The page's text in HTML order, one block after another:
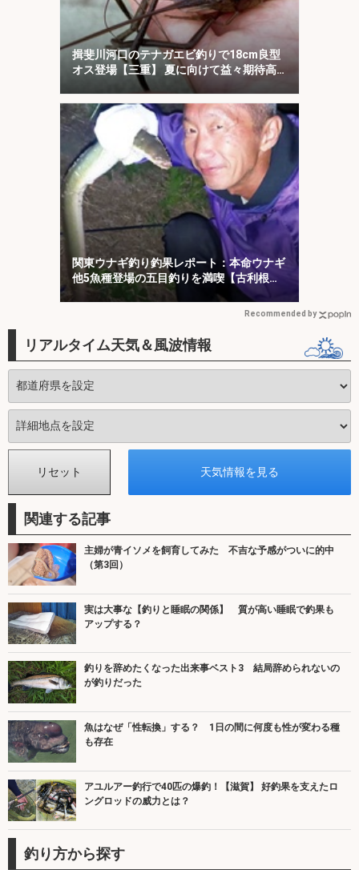
揖斐川河口のテナガエビ釣りで18cm良型
オス登場【三重】 夏に向けて益々期待高
関東ウナギ釣り釣果レポート：本命ウナギ
他5魚種登場の五目釣りを満喫【古利根
川・埼玉】
Recommended by
リアルタイム天気＆風波情報
関連する記事
主婦が青イソメを飼育してみた 不吉な予感がついに的中
（第3回）
実は大事な【釣りと睡眠の関係】 質が高い睡眠で釣果も
アップする？
釣りを辞めたくなった出来事ベスト3 結局辞められないの
が釣りだった
魚はなぜ「性転換」する？ 1日の間に何度も性が変わる種
も存在
アユルアー釣行で40匹の爆釣！【滋賀】 好釣果を支えたロ
ングロッドの威力とは？
釣り方から探す